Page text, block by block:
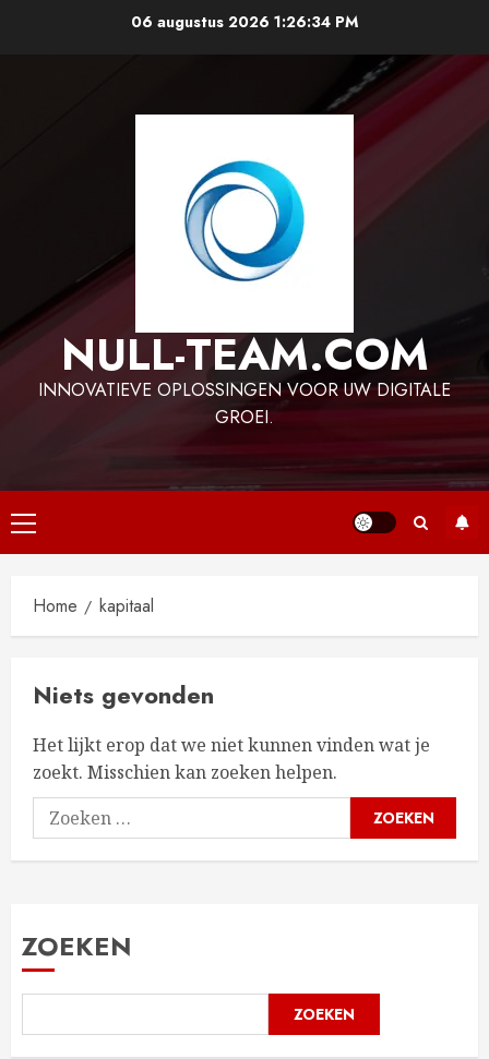
06 augustus 2026 1:26:34 PM
NULL-TEAM.COM
INNOVATIEVE OPLOSSINGEN VOOR UW DIGITALE
GROEI.
Primair
menu
Home kapitaal
Niets gevonden
Het lijkt erop dat we niet kunnen vinden wat je
zoekt. Misschien kan zoeken helpen.
Zoeken
naar:
ZOEKEN
ZOEKEN